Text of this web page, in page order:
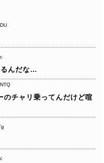
るんだな…
のチャリ乗ってんだけど喧